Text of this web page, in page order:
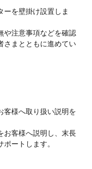
ーを壁掛け設置しま
や注意事項などを確認
さまとともに進めてい
客様へ取り扱い説明を
お客様へ説明し、末長
ートします。